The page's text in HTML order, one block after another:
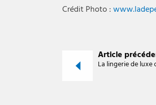
Crédit Photo :
Article
La lingerie de